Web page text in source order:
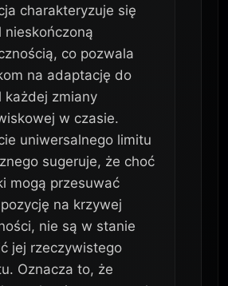
charakteryzuje się
nieskończoną
co pozwala
na adaptację do
każdej zmiany
w czasie.
uniwersalnego limitu
sugeruje, że choć
mogą przesuwać
na krzywej
nie są w stanie
jej rzeczywistego
Oznacza to, że